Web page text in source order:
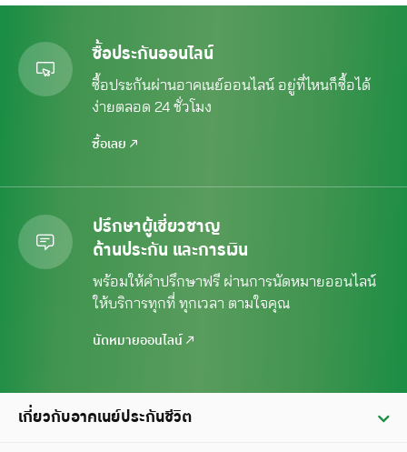
ซื้อประกันออนไลน์
ซื้อประกันผ่านอาคเนย์ออนไลน์ อยู่ที่ไหนก็ซื้อได้
ง่ายตลอด 24 ชั่วโมง
ซื้อเลย
ปรึกษาผู้เชี่ยวชาญ
ด้านประกัน และการเงิน
พร้อมให้คำปรึกษาฟรี ผ่านการนัดหมายออนไลน์
ให้บริการทุกที่ ทุกเวลา ตามใจคุณ
นัดหมายออนไลน์
เกี่ยวกับอาคเนย์ประกันชีวิต